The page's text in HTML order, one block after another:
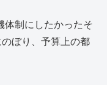
体制にしたかったそ
ぼり、予算上の都